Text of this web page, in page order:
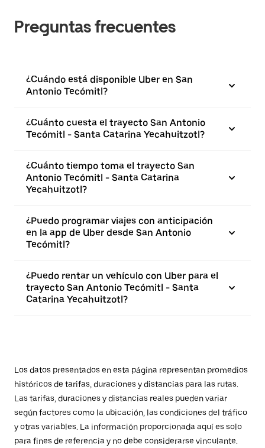
Preguntas frecuentes
¿Cuándo está disponible Uber en San
Antonio Tecómitl?
¿Cuánto cuesta el trayecto San Antonio
Tecómitl - Santa Catarina Yecahuitzotl?
¿Cuánto tiempo toma el trayecto San
Antonio Tecómitl - Santa Catarina
Yecahuitzotl?
¿Puedo programar viajes con anticipación
en la app de Uber desde San Antonio
Tecómitl?
¿Puedo rentar un vehículo con Uber para el
trayecto San Antonio Tecómitl - Santa
Catarina Yecahuitzotl?
Los datos presentados en esta página representan promedios
históricos de tarifas, duraciones y distancias para las rutas.
Las tarifas, duraciones y distancias reales pueden variar
según factores como la ubicación, las condiciones del tráfico
y otras variables. La información proporcionada aquí es solo
para fines de referencia y no debe considerarse vinculante.